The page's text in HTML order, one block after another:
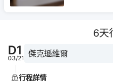
6天
D1
03/21 傑克遜維爾
行程詳情